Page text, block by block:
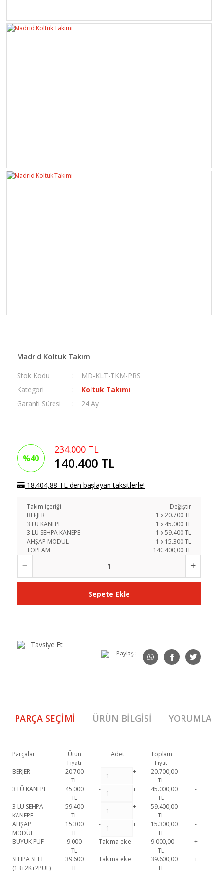
Madrid Koltuk Takımı
Stok Kodu
MD-KLT-TKM-PRS
Kategori
Koltuk Takımı
Garanti Süresi
24 Ay
%40
234.000 TL
140.400 TL
18.404,88 TL den başlayan taksitlerle!
Takım içeriği
Değiştir
BERJER
1 x20.700TL
3 LÜ KANEPE
1 x 45.000TL
3 LÜ SEHPA KANEPE
1 x59.400TL
AHŞAP MODÜL
1 x 15.300TL
TOPLAM
140.400,00 TL
Sepete Ekle
Tavsiye Et
Paylaş :
PARÇA SEÇIMI ÜRÜN BILGISI YORUMLAR
Parçalar
Ürün
Fiyatı
Adet
Toplam
Fiyat
BERJER
20.700
TL
- +
20.700,00
TL
-
3 LÜ KANEPE
45.000
TL
- +
45.000,00
TL
-
3 LÜ SEHPA
KANEPE
59.400
TL
- +
59.400,00
TL
-
AHŞAP
MODÜL
15.300
TL
- +
15.300,00
TL
-
BÜYÜK PUF
9.000
TL
Takıma ekle
9.000,00
TL
+
SEHPA SETİ
(1B+2K+2PUF)
39.600
TL
Takıma ekle
39.600,00
TL
+